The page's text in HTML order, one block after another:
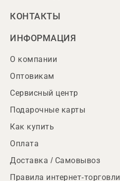
КОНТАКТЫ
ИНФОРМАЦИЯ
О компании
Оптовикам
Сервисный центр
Подарочные карты
Как купить
Оплата
Доставка / Самовывоз
Правила интернет-торговли